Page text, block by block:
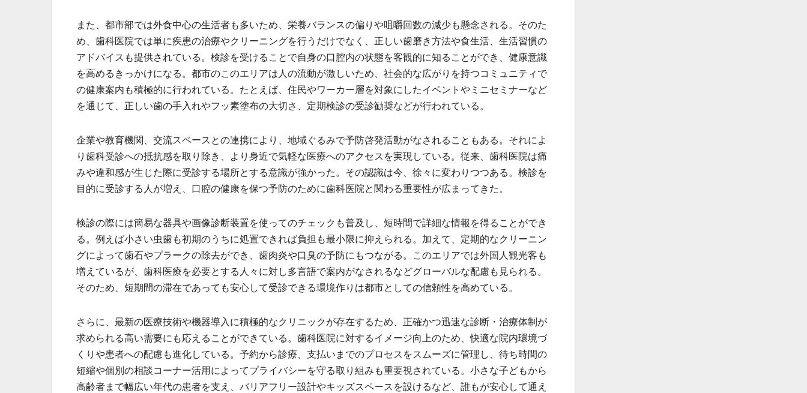
また、都市部では外食中心の生活者も多いため、栄養バランスの偏りや咀嚼回数の減少も懸念される。そのた
め、歯科医院では単に疾患の治療やクリーニングを行うだけでなく、正しい歯磨き方法や食生活、生活習慣の
アドバイスも提供されている。検診を受けることで自身の口腔内の状態を客観的に知ることができ、健康意識
を高めるきっかけになる。都市のこのエリアは人の流動が激しいため、社会的な広がりを持つコミュニティで
の健康案内も積極的に行われている。たとえば、住民やワーカー層を対象にしたイベントやミニセミナーなど
を通じて、正しい歯の手入れやフッ素塗布の大切さ、定期検診の受診勧奨などが行われている。
企業や教育機関、交流スペースとの連携により、地域ぐるみで予防啓発活動がなされることもある。それによ
り歯科受診への抵抗感を取り除き、より身近で気軽な医療へのアクセスを実現している。従来、歯科医院は痛
みや違和感が生じた際に受診する場所とする意識が強かった。その認識は今、徐々に変わりつつある。検診を
目的に受診する人が増え、口腔の健康を保つ予防のために歯科医院と関わる重要性が広まってきた。
検診の際には簡易な器具や画像診断装置を使ってのチェックも普及し、短時間で詳細な情報を得ることができ
る。例えば小さい虫歯も初期のうちに処置できれば負担も最小限に抑えられる。加えて、定期的なクリーニン
グによって歯石やプラークの除去ができ、歯肉炎や口臭の予防にもつながる。このエリアでは外国人観光客も
増えているが、歯科医療を必要とする人々に対し多言語で案内がなされるなどグローバルな配慮も見られる。
そのため、短期間の滞在であっても安心して受診できる環境作りは都市としての信頼性を高めている。
さらに、最新の医療技術や機器導入に積極的なクリニックが存在するため、正確かつ迅速な診断・治療体制が
求められる高い需要にも応えることができている。歯科医院に対するイメージ向上のため、快適な院内環境づ
くりや患者への配慮も進化している。予約から診療、支払いまでのプロセスをスムーズに管理し、待ち時間の
短縮や個別の相談コーナー活用によってプライバシーを守る取り組みも重要視されている。小さな子どもから
高齢者まで幅広い年代の患者を支え、バリアフリー設計やキッズスペースを設けるなど、誰もが安心して通え